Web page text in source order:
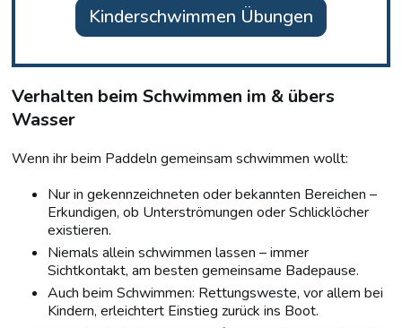
Kinderschwimmen Übungen
Verhalten beim Schwimmen im & übers
Wasser
Wenn ihr beim Paddeln gemeinsam schwimmen wollt:
Nur in gekennzeichneten oder bekannten Bereichen –
Erkundigen, ob Unterströmungen oder Schlicklöcher
existieren.
Niemals allein schwimmen lassen – immer
Sichtkontakt, am besten gemeinsame Badepause.
Auch beim Schwimmen: Rettungsweste, vor allem bei
Kindern, erleichtert Einstieg zurück ins Boot.